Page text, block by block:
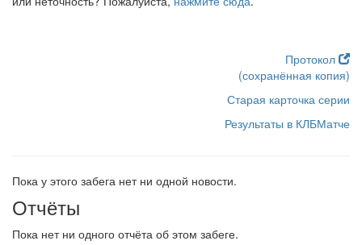
Протокол
(сохранённая копия)
Старая карточка серии
Результаты в КЛБМатче
Пока у этого забега нет ни одной новости.
Отчёты
Пока нет ни одного отчёта об этом забеге.